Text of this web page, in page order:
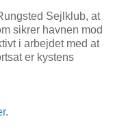
Sejlklub, at
sikrer havnen mod
i arbejdet med at
er kystens
.